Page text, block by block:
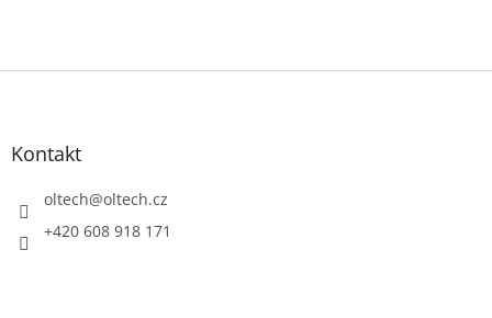
Z
Kontakt
oltech@oltech.cz
+420 608 918 171